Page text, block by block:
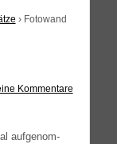
› Fotowand
Kommentare
auf­ge­nom­